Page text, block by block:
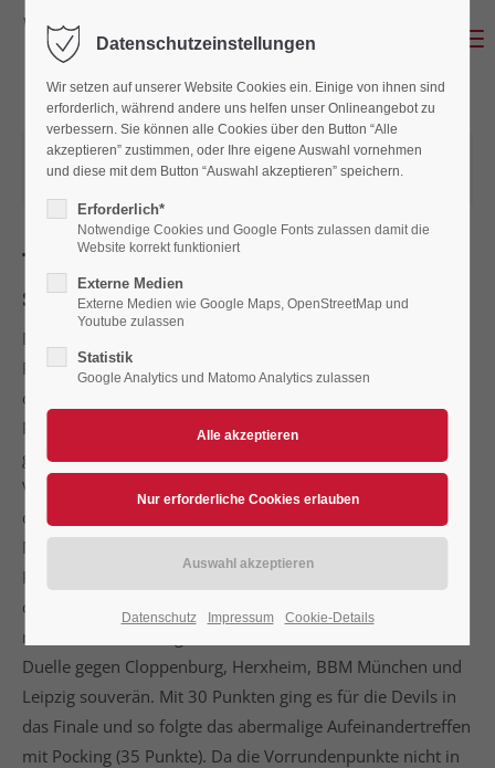
05.10.2025 13:28
von Gerald Simbeck
Trans MF Landshut Devils holen
sich den Titel
Die Trans MF Landshut Devils holen sich den deutschen
Paartitel 2025. Am Samstagnachmittag sicherte sich der
deutsche Speedwayrekordmeister im niederbayerischen
Pocking den DMSB Speedway-Paar-Cup, vor dem
gastgebenden MSC Pocking und dem MSC Cloppenburg.
Von Anfang an entwickelte sich ein Zweikampf zwischen
dem favorisierten MSC Pocking (mit Valentin Grobauer,
Martin Smolinski und Patricia Erhardt) und den Devils (mit
Kevin Wölbert, Mario Häusl und Michael Konrad). Im
direkten Vorrundenduell zogen die Devils gegen Pocking
noch den Kürzeren, gewannen aber die restlichen vier
Duelle gegen Cloppenburg, Herxheim, BBM München und
Leipzig souverän. Mit 30 Punkten ging es für die Devils in
das Finale und so folgte das abermalige Aufeinandertreffen
mit Pocking (35 Punkte). Da die Vorrundenpunkte nicht in
Datenschutzeinstellungen
Wir setzen auf unserer Website Cookies ein. Einige von ihnen sind
erforderlich, während andere uns helfen unser Onlineangebot zu
verbessern. Sie können alle Cookies über den Button “Alle
akzeptieren” zustimmen, oder Ihre eigene Auswahl vornehmen
und diese mit dem Button “Auswahl akzeptieren” speichern.
Erforderlich*
Notwendige Cookies und Google Fonts zulassen damit die
Website korrekt funktioniert
Externe Medien
Externe Medien wie Google Maps, OpenStreetMap und
Youtube zulassen
Statistik
Google Analytics und Matomo Analytics zulassen
Datenschutz Impressum Cookie-Details